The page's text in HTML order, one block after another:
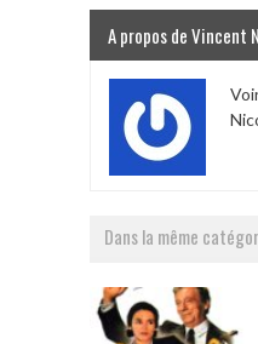
A propos de Vincent
Dans la même